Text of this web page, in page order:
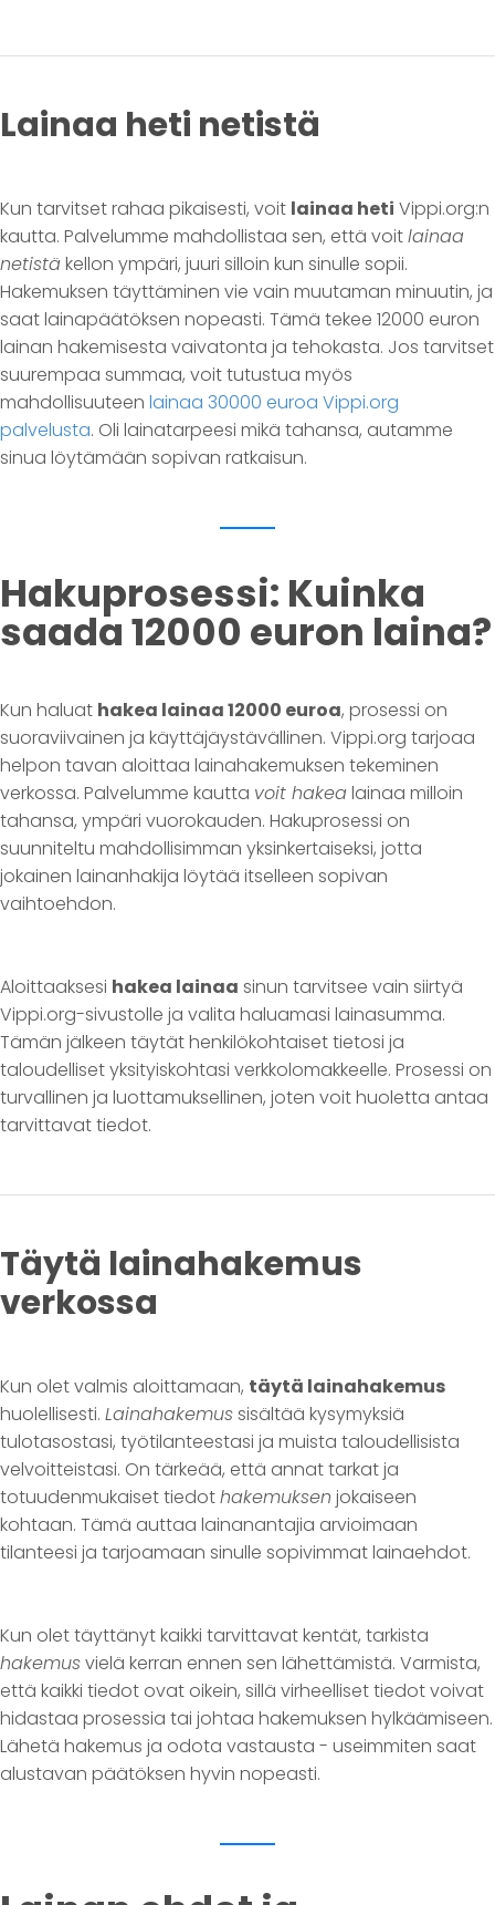
Lainaa heti netistä
Kun tarvitset rahaa pikaisesti, voit lainaa heti Vippi.org:n
kautta. Palvelumme mahdollistaa sen, että voitlainaa
netistäkellon ympäri, juuri silloin kun sinulle sopii.
Hakemuksen täyttäminen vie vain muutaman minuutin, ja
saat lainapäätöksen nopeasti. Tämä tekee 12000 euron
lainan hakemisesta vaivatonta ja tehokasta. Jos tarvitset
suurempaa summaa, voit tutustua myös
mahdollisuuteen lainaa 30000 euroa Vippi.org
palvelusta. Oli lainatarpeesi mikä tahansa, autamme
sinua löytämään sopivan ratkaisun.
Hakuprosessi: Kuinka
saada 12000 euron laina?
Kun haluat hakea lainaa 12000 euroa, prosessi on
suoraviivainen ja käyttäjäystävällinen. Vippi.org tarjoaa
helpon tavan aloittaa lainahakemuksen tekeminen
verkossa. Palvelumme kautta voit hakealainaa milloin
tahansa, ympäri vuorokauden. Hakuprosessi on
suunniteltu mahdollisimman yksinkertaiseksi, jotta
jokainen lainanhakija löytää itselleen sopivan
vaihtoehdon.
Aloittaaksesi hakea lainaa sinun tarvitsee vain siirtyä
Vippi.org-sivustolle ja valita haluamasi lainasumma.
Tämän jälkeen täytät henkilökohtaiset tietosi ja
taloudelliset yksityiskohtasi verkkolomakkeelle. Prosessi on
turvallinen ja luottamuksellinen, joten voit huoletta antaa
tarvittavat tiedot.
Täytä lainahakemus
verkossa
Kun olet valmis aloittamaan, täytä lainahakemus
huolellisesti. Lainahakemussisältää kysymyksiä
tulotasostasi, työtilanteestasi ja muista taloudellisista
velvoitteistasi. On tärkeää, että annat tarkat ja
totuudenmukaiset tiedothakemuksen jokaiseen
kohtaan. Tämä auttaa lainanantajia arvioimaan
tilanteesi ja tarjoamaan sinulle sopivimmat lainaehdot.
Kun olet täyttänyt kaikki tarvittavat kentät, tarkista
hakemusvielä kerran ennen sen lähettämistä. Varmista,
että kaikki tiedot ovat oikein, sillä virheelliset tiedot voivat
hidastaa prosessia tai johtaa hakemuksen hylkäämiseen.
Lähetä hakemus ja odota vastausta - useimmiten saat
alustavan päätöksen hyvin nopeasti.